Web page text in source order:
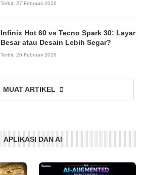
Terbit: 27 Februari 2026
Infinix Hot 60 vs Tecno Spark 30: Layar
Besar atau Desain Lebih Segar?
Terbit: 26 Februari 2026
MUAT ARTIKEL
APLIKASI DAN AI